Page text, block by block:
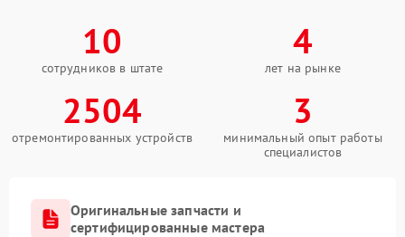
10
сотрудников в штате
4
лет на рынке
2504
отремонтированных устройств
3
минимальный опыт работы
специалистов
Оригинальные запчасти и
сертифицированные мастера